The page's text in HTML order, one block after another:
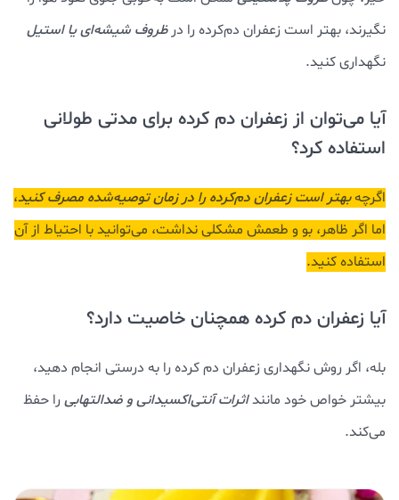
نگیرند، بهتر است زعفران دم‌کرده را درظروف شیشه‌ای یا استیل
نگهداری کنید.
آیا می‌توان از زعفران دم کرده برای مدتی طولانی
استفاده کرد؟
اگرچهبهتر است زعفران دم‌کرده را در زمان توصیه‌شده مصرف کنید،
اما اگر ظاهر، بو و طعمش مشکلی نداشت، می‌توانید با احتیاط از آن
استفاده کنید.
آیا زعفران دم کرده همچنان خاصیت دارد؟
بله، اگر روش نگهداری زعفران دم کرده را به درستی انجام دهید،
بیشتر خواص خود ماننداثرات آنتی‌اکسیدانی و ضدالتهابی را حفظ
می‌کند.